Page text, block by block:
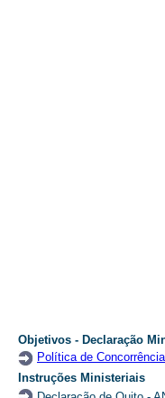
Objetivos - Declaração
Política de Concorrência
Instruções Ministeriais